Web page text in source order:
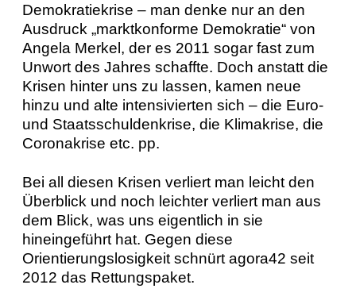
Demokratiekrise – man denke nur an den
Ausdruck „marktkonforme Demokratie“ von
Angela Merkel, der es 2011 sogar fast zum
Unwort des Jahres schaffte. Doch anstatt die
Krisen hinter uns zu lassen, kamen neue
hinzu und alte intensivierten sich – die Euro-
und Staatsschuldenkrise, die Klimakrise, die
Coronakrise etc. pp.
Bei all diesen Krisen verliert man leicht den
Überblick und noch leichter verliert man aus
dem Blick, was uns eigentlich in sie
hineingeführt hat. Gegen diese
Orientierungslosigkeit schnürt agora42 seit
2012 das Rettungspaket.